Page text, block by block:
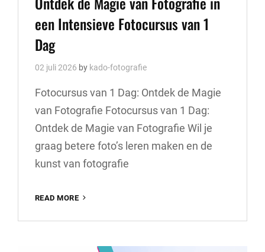
een Intensieve Fotocursus van 1
Dag
02 juli 2026 by kado-fotografie
Fotocursus van 1 Dag: Ontdek de Magie
van Fotografie Fotocursus van 1 Dag:
Ontdek de Magie van Fotografie Wil je
graag betere foto’s leren maken en de
kunst van fotografie
READ MORE
MAGIE
FOTOGRAFIE